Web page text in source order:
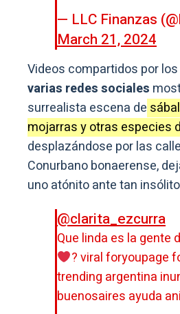
— LLC Finanzas
March 21, 2024
Videos compartidos por los
varias redes sociales
surrealista escena de
mojarras y otras especies
desplazándose por las
Conurbano bonaerense,
uno atónito ante tan
@clarita_ezcurra
Que linda es la
‍? viral foryoupage
trending argentina
buenosaires ayuda